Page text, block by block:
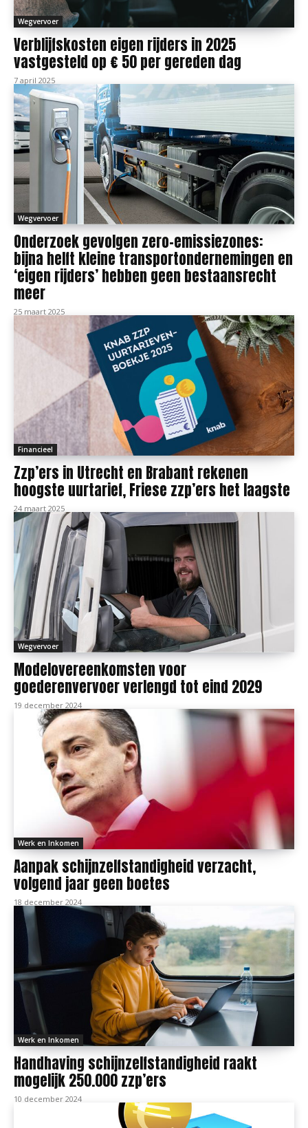
Wegvervoer
Verblijfskosten eigen rijders in 2025
vastgesteld op € 50 per gereden dag
7 april 2025
Wegvervoer
Onderzoek gevolgen zero-emissiezones:
bijna helft kleine transportondernemingen en
‘eigen rijders’ hebben geen bestaansrecht
meer
25 maart 2025
Financieel
Zzp’ers in Utrecht en Brabant rekenen
hoogste uurtarief, Friese zzp’ers het laagste
24 maart 2025
Wegvervoer
Modelovereenkomsten voor
goederenvervoer verlengd tot eind 2029
19 december 2024
Werk en Inkomen
Aanpak schijnzelfstandigheid verzacht,
volgend jaar geen boetes
18 december 2024
Werk en Inkomen
Handhaving schijnzelfstandigheid raakt
mogelijk 250.000 zzp’ers
10 december 2024